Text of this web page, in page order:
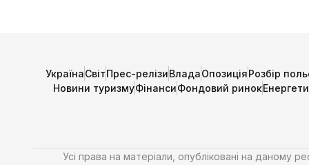
УкраїнаСвітПрес-релізиВладаОпозиціяРозбір
Новини туризмуФінансиФондовий ринок
Усі права на матеріали, опубліковані на даному